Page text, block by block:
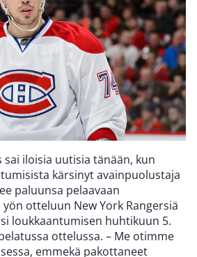
sai iloisia uutisia tänään, kun
kärsinyt avainpuolustaja
paluunsa pelaavaan
otteluun New York Rangersiä
loukkaantumisen huhtikuun 5.
ottelussa. – Me otimme
emmekä pakottaneet